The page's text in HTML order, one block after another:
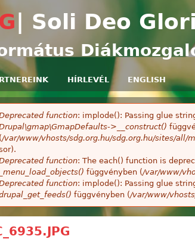
| Soli Deo
HÍRLEVÉL ENGLISH
function: implode(): Passing glue
>__construct()
(/var/www/vhosts/sdg.org.hu/sdg.org.hu/sites/all/
function: The each() function is
_menu_load_objects() függvényben (/var/www/
function: implode(): Passing glue
függvényben (/var/www/